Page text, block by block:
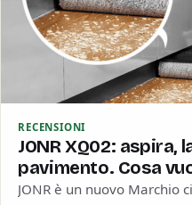
RECENSIONI
JONR XQ02: aspira,
pavimento. Cosa
JONR è un nuovo Marchio